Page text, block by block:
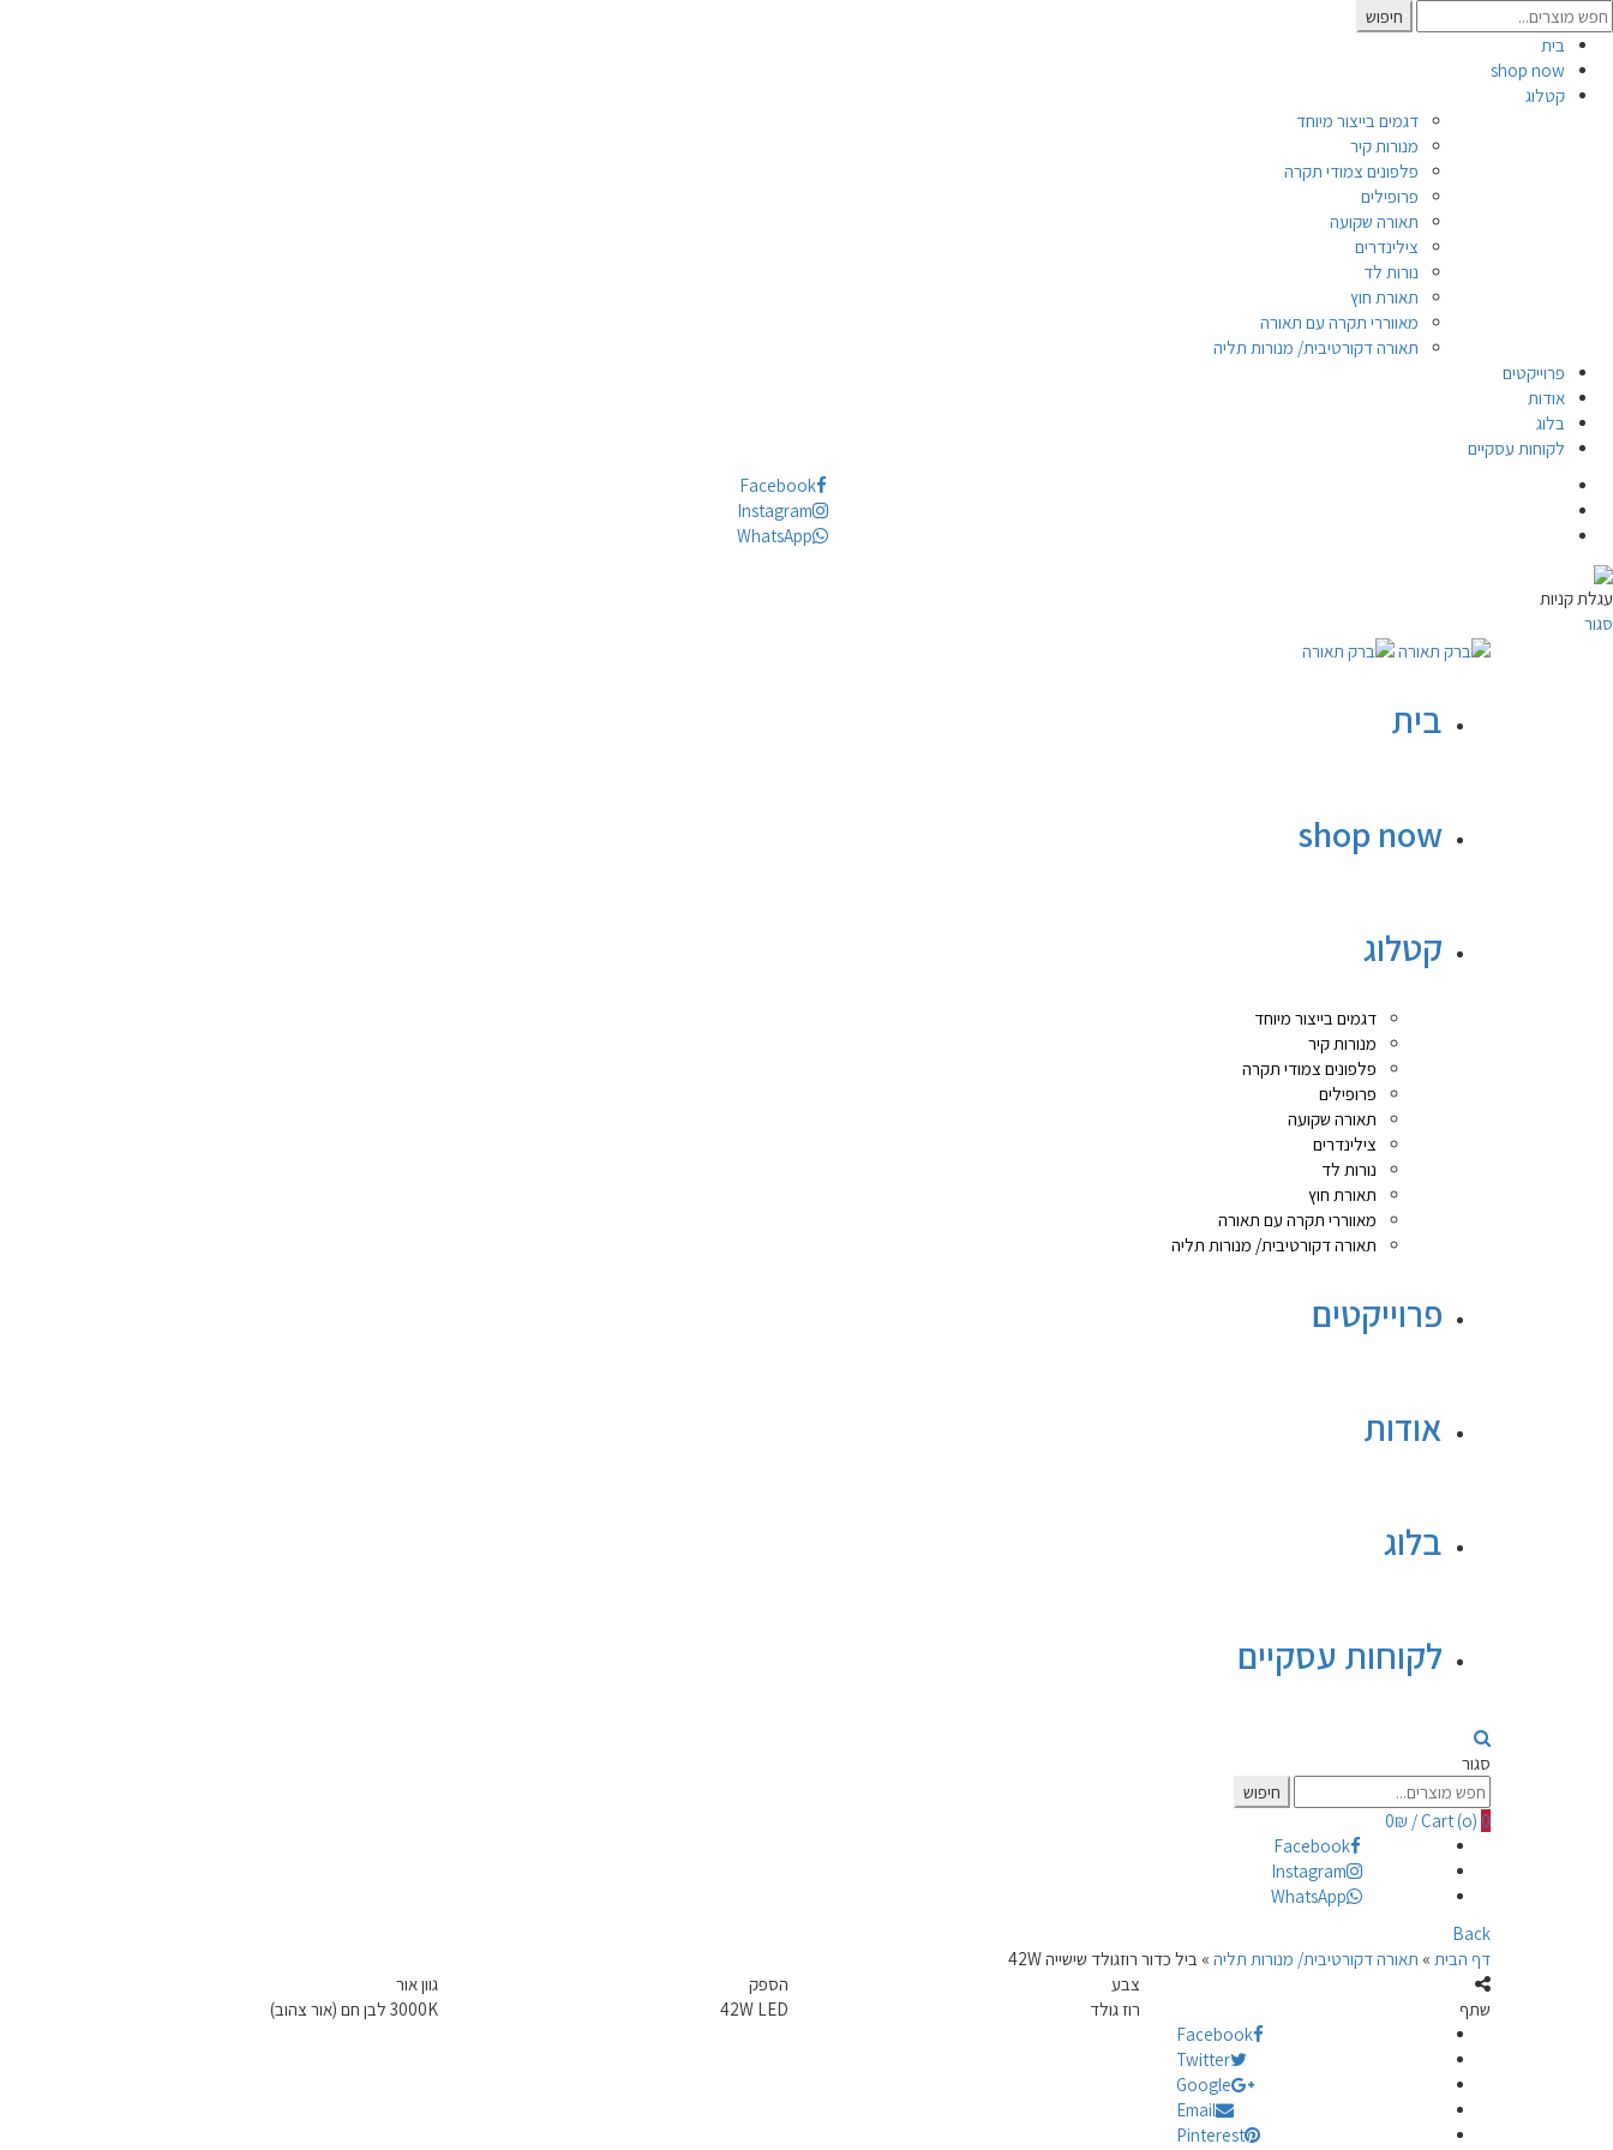
Search
for:
חיפוש
בית
shop now
קטלוג
דגמים בייצור מיוחד
מנורות קיר
פלפונים צמודי תקרה
פרופילים
תאורה שקועה
צילינדרים
נורות לד
תאורת חוץ
מאווררי תקרה עם תאורה
תאורה דקורטיבית/ מנורות תליה
פרוייקטים
אודות
בלוג
לקוחות עסקיים
Facebook
Instagram
WhatsApp
עגלת קניות
סגור
בית
shop now
קטלוג
דגמים בייצור מיוחד
מנורות קיר
פלפונים צמודי תקרה
פרופילים
תאורה שקועה
צילינדרים
נורות לד
תאורת חוץ
מאווררי תקרה עם תאורה
תאורה דקורטיבית/ מנורות תליה
פרוייקטים
אודות
בלוג
לקוחות עסקיים
סגור
Search
for:
חיפוש
Cart (o) 0
/
0₪
Facebook
Instagram
WhatsApp
Back
דף הבית » תאורה דקורטיבית/ מנורות תליה » ביל כדור רוזגולד שישייה 42W
גוון אור
3000K לבן חם (אור צהוב)
הספק
42W LED
צבע
רוז גולד
שתף
Facebook
Twitter
Google
Email
Pinterest